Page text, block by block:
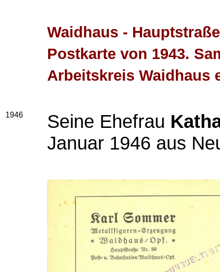
Waidhaus -
Postkarte von 1943.
Arbeitskreis Waidhaus
1946 Seine Ehefrau
Januar 1946 aus